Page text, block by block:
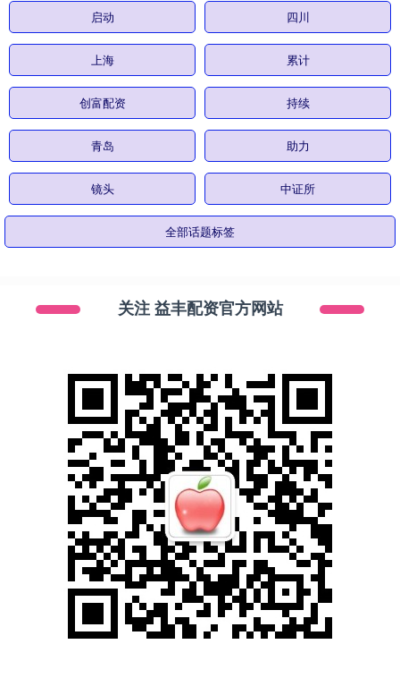
启动 四川
上海 累计
创富配资 持续
青岛 助力
镜头 中证所
全部话题标签
关注 益丰配资官方网站